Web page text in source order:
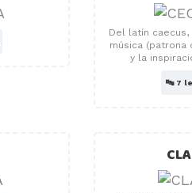
Del latín caecus,
música (patrona
y la
🔤 7